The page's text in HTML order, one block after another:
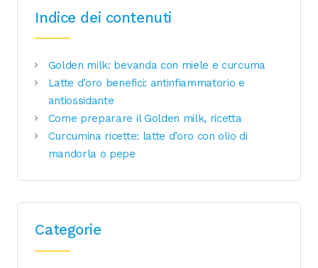
Indice dei contenuti
Golden milk: bevanda con miele e curcuma
Latte d’oro benefici: antinfiammatorio e
antiossidante
Come preparare il Golden milk, ricetta
Curcumina ricette: latte d’oro con olio di
mandorla o pepe
Categorie